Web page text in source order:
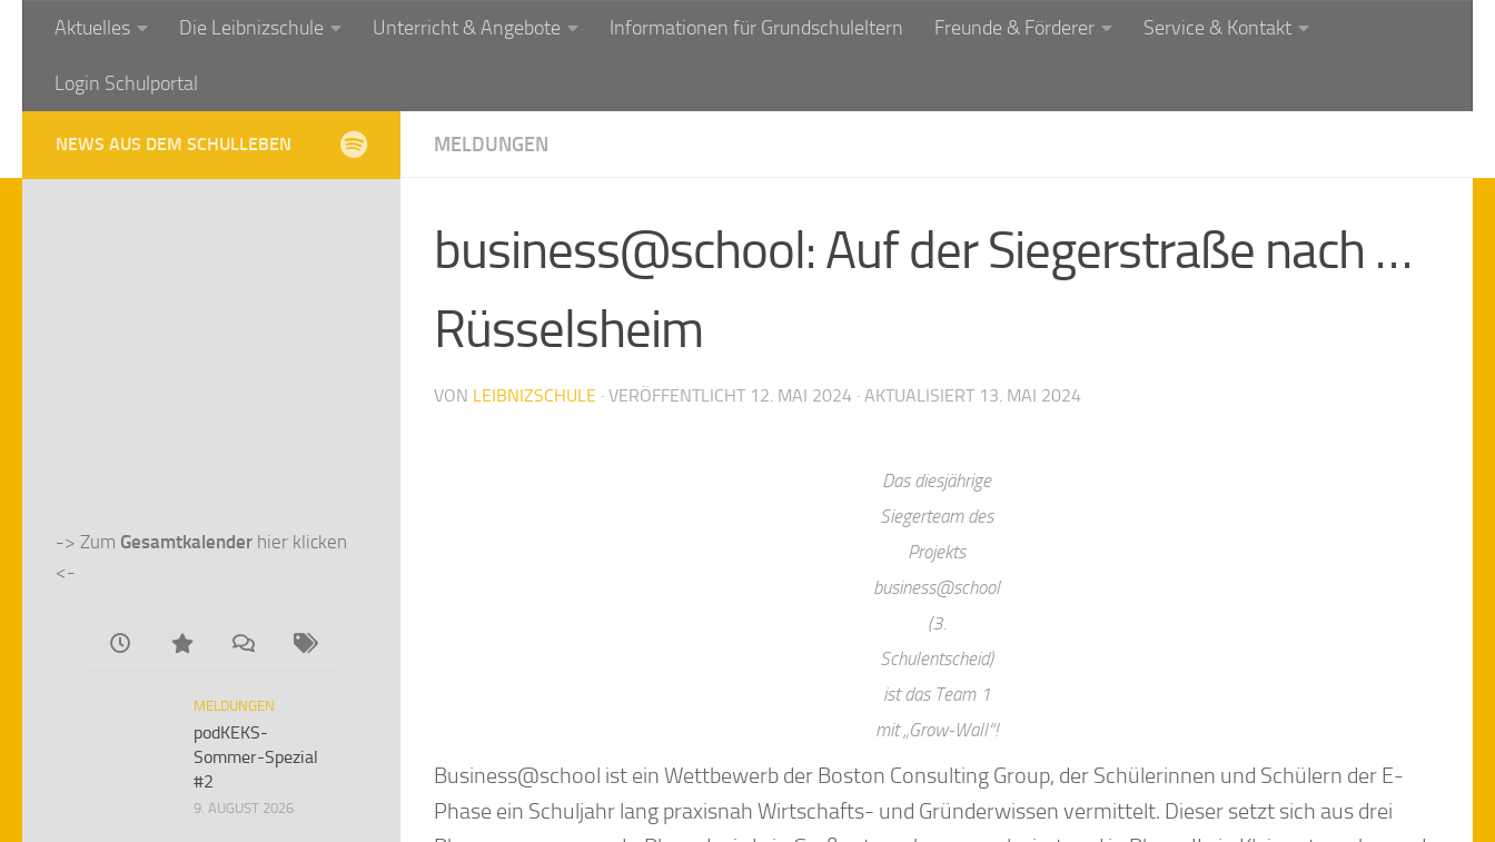
Zum Inhalt springen
Aktuelles Die Leibnizschule Unterricht & Angebote Informationen für Grundschuleltern Freunde & Förderer Service & Kontakt
Login Schulportal
MELDUNGEN
business@school: Auf der Siegerstraße nach …
Rüsselsheim
VON LEIBNIZSCHULE · VERÖFFENTLICHT 12. MAI 2024 · AKTUALISIERT 13. MAI 2024
Das diesjährige
Siegerteam des
Projekts
business@school
(3.
Schulentscheid)
ist das Team 1
mit „Grow-Wall“!
Business@school ist ein Wettbewerb der Boston Consulting Group, der Schülerinnen und Schülern der E-
Phase ein Schuljahr lang praxisnah Wirtschafts- und Gründerwissen vermittelt. Dieser setzt sich aus drei
NEWS AUS DEM SCHULLEBEN
-> Zum Gesamtkalender hier klicken
<-
MELDUNGEN
podKEKS-
Sommer-Spezial
#2
9. AUGUST 2026